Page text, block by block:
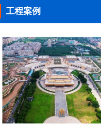
工程案例